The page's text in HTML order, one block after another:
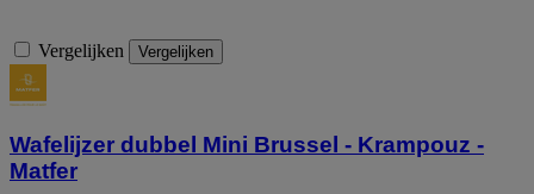
Vergelijken Vergelijken
Wafelijzer dubbel Mini Brussel - Krampouz -
Matfer